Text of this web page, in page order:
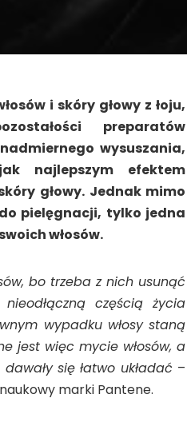
i skóry głowy z łoju,
preparatów
wysuszania,
najlepszym efektem
głowy. Jednak mimo
pielęgnacji, tylko jedna
włosów.
bo trzeba z nich usunąć
częścią życia
wypadku włosy staną
jest więc mycie włosów, a
się łatwo układać –
marki Pantene.